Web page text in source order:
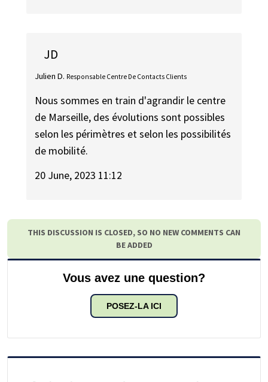
JD
Julien D. Responsable Centre De Contacts Clients
Nous sommes en train d'agrandir le centre
de Marseille, des évolutions sont possibles
selon les périmètres et selon les possibilités
de mobilité.
20 June, 2023 11:12
THIS DISCUSSION IS CLOSED, SO NO NEW COMMENTS CAN
BE ADDED
Vous avez une question?
POSEZ-LA ICI